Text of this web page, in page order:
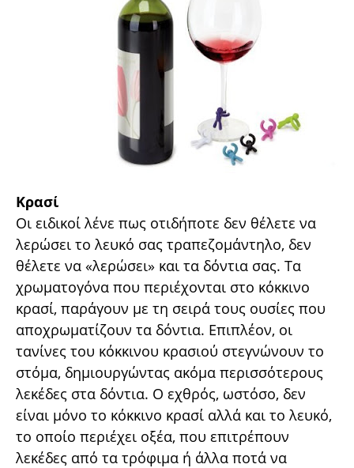
Κρασί
Οι ειδικοί λένε πως οτιδήποτε δεν θέλετε να
λερώσει το λευκό σας τραπεζομάντηλο, δεν
θέλετε να «λερώσει» και τα δόντια σας. Τα
χρωματογόνα που περιέχονται στο κόκκινο
κρασί, παράγουν με τη σειρά τους ουσίες που
αποχρωματίζουν τα δόντια. Επιπλέον, οι
τανίνες του κόκκινου κρασιού στεγνώνουν το
στόμα, δημιουργώντας ακόμα περισσότερους
λεκέδες στα δόντια. Ο εχθρός, ωστόσο, δεν
είναι μόνο το κόκκινο κρασί αλλά και το λευκό,
το οποίο περιέχει οξέα, που επιτρέπουν
λεκέδες από τα τρόφιμα ή άλλα ποτά να